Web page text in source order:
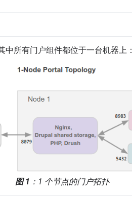
所有门户组件都位于一台机器上：
图 1 ：1 个节点的门户拓扑